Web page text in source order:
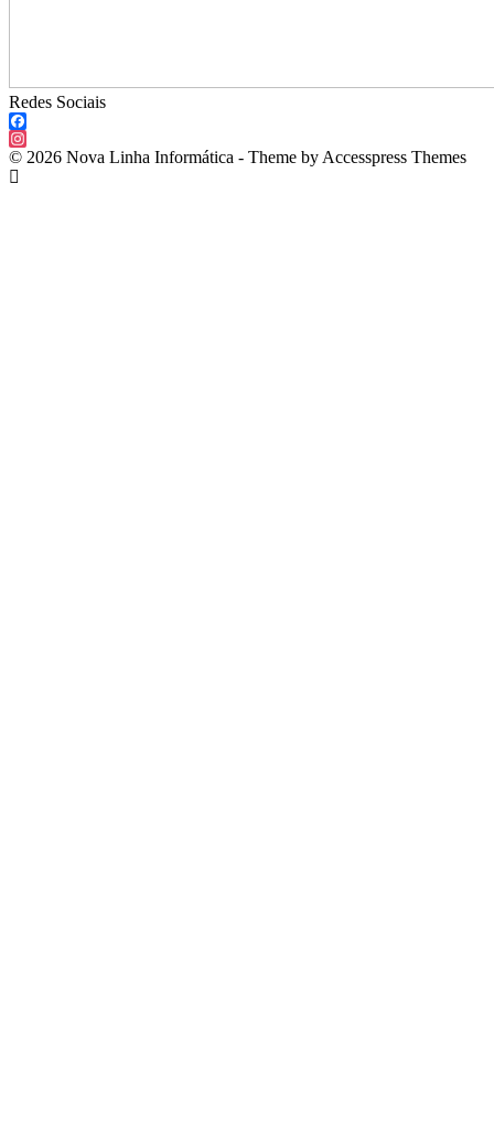
Redes Sociais
Facebook
Instagram
© 2026 Nova Linha Informática - Theme by Accesspress Themes